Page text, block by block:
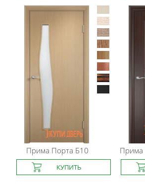
Прима Порта Б10 Прима